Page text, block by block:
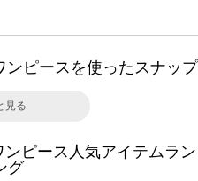
ピースを使ったスナップ
見る
ピース人気アイテムラン
グ